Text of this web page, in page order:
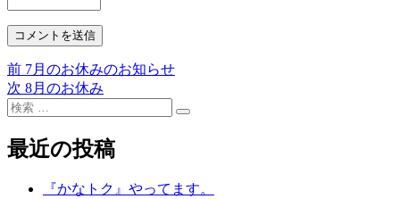
投
稿
ビ
前 前
の
投
7月のお休みのお知らせ
次 次
の
稿:
8月のお休み
検
検
最近の投稿
『かなトク』やってます。